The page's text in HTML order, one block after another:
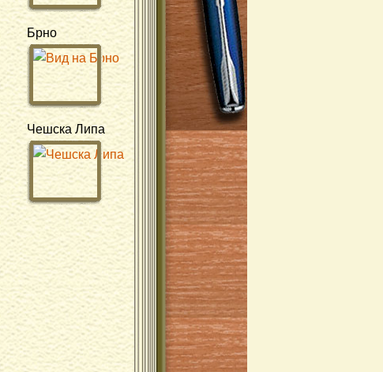
Брно
Чешска Липа